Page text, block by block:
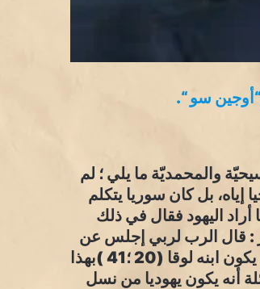
سو “.
والمحمديّة ما يلي ؛ لم
إياه، بل كان سوريا يتكلم
اليهود فقال في ذلك
: قال الرب لربي إجلس عن
يميني حتى أضع أعداءَك موطئا لقدميك فإذا كان داود يدعوه ربّا فكيف يكون ابنه لوقا (20 ؛41 )بهذا
أنه يكون يهوديا من نسل